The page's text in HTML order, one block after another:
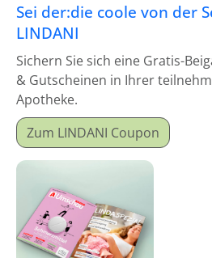
Sei der:die coole von der
LINDANI
Sichern Sie sich eine Gratis-
& Gutscheinen in Ihrer
Apotheke.
Zum LINDANI Coupon